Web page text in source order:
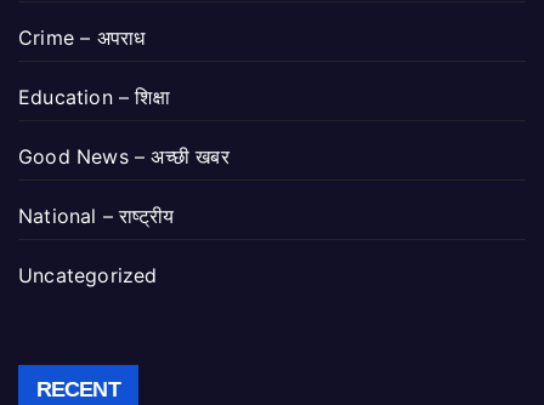
Crime – अपराध
Education – शिक्षा
Good News – अच्छी खबर
National – राष्ट्रीय
Uncategorized
RECENT